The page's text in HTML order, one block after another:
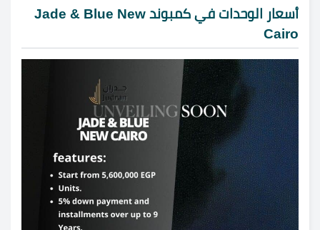
أسعار الوحدات في كمبوند Jade & Blue New
Cairo